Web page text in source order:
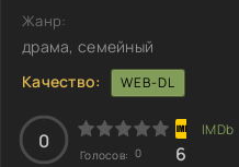
Жанр:
драма, семейный
Качество:
WEB-DL
0
Голосов: 0 6